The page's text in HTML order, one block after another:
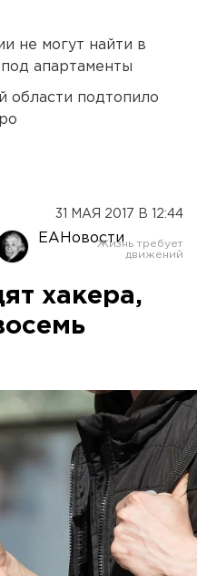
не могут найти в
апартаменты
области подтопило
31 МАЯ 2017 В 12:44
ЕАНовости
хакера,